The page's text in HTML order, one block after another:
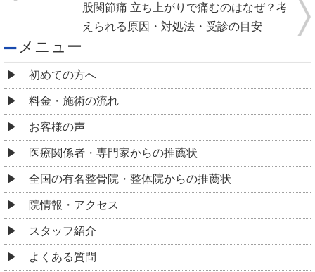
股関節痛 立ち上がりで痛むのはなぜ？考
えられる原因・対処法・受診の目安
メニュー
初めての方へ
料金・施術の流れ
お客様の声
医療関係者・専門家からの推薦状
全国の有名整骨院・整体院からの推薦状
院情報・アクセス
スタッフ紹介
よくある質問